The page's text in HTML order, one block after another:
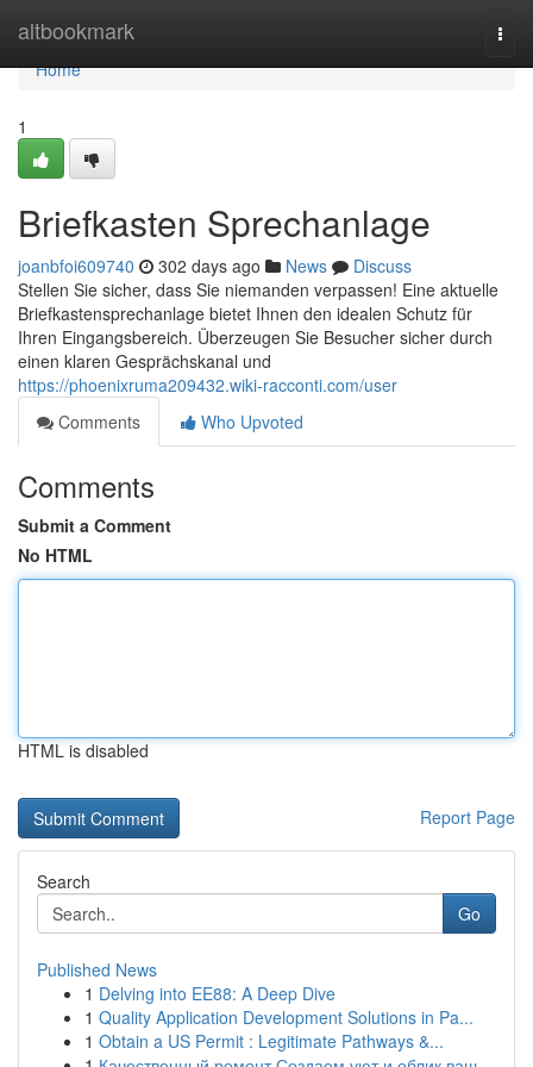
altbookmark
Home
Home
1
Briefkasten Sprechanlage
joanbfoi609740 302 days ago News
Discuss
Stellen Sie sicher, dass Sie niemanden verpassen! Eine aktuelle
Briefkastensprechanlage bietet Ihnen den idealen Schutz für
Ihren Eingangsbereich. Überzeugen Sie Besucher sicher durch
einen klaren Gesprächskanal und
https://phoenixruma209432.wiki-racconti.com/user
Comments
Who Upvoted
Comments
Submit a Comment
No HTML
HTML is disabled
Report Page
Search
Go
Published News
1 Delving into EE88: A Deep Dive
1 Quality Application Development Solutions in Pa...
1 Obtain a US Permit : Legitimate Pathways &...